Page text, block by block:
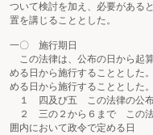
ついて検討を加え、必要がある
置を講じることとした。
一〇 施行期日
この法律は、公布の日から起
める日から施行することとした
める日から施行することとした。
１ 四及び五 この法律の公布
２ 三の２から６まで この法
囲内において政令で定める日